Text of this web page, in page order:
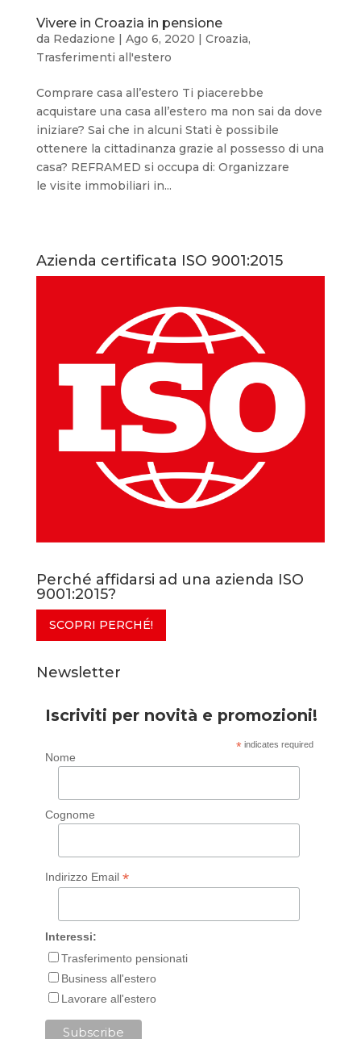
Vivere in Croazia in pensione
da Redazione | Ago 6, 2020 | Croazia,
Trasferimenti all'estero
Comprare casa all’estero Ti piacerebbe
acquistare una casa all’estero ma non sai da dove
iniziare? Sai che in alcuni Stati è possibile
ottenere la cittadinanza grazie al possesso di una
casa? REFRAMED si occupa di: Organizzare
le visite immobiliari in...
Azienda certificata ISO 9001:2015
Perché affidarsi ad una azienda ISO
9001:2015?
SCOPRI PERCHÉ!
Newsletter
Iscriviti per novità e promozioni!
* indicates required
Nome
Cognome
Indirizzo Email *
Interessi:
Trasferimento pensionati
Business all'estero
Lavorare all'estero